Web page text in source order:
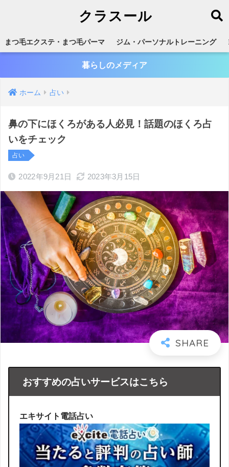
クラスール
まつ毛エクステ・まつ毛パーマ ジム・パーソナルトレーニング
暮らしのメディア
ホーム 占い
鼻の下にほくろがある人必見！話題のほくろ占
いをチェック
占い
2022年9月21日 2023年3月15日
おすすめの占いサービスはこちら
エキサイト電話占い